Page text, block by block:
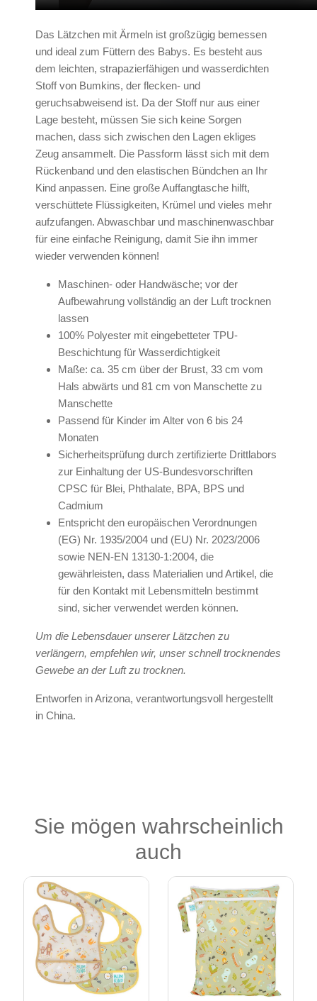
Das Lätzchen mit Ärmeln ist großzügig bemessen
und ideal zum Füttern des Babys. Es besteht aus
dem leichten, strapazierfähigen und wasserdichten
Stoff von Bumkins, der flecken- und
geruchsabweisend ist. Da der Stoff nur aus einer
Lage besteht, müssen Sie sich keine Sorgen
machen, dass sich zwischen den Lagen ekliges
Zeug ansammelt. Die Passform lässt sich mit dem
Rückenband und den elastischen Bündchen an Ihr
Kind anpassen. Eine große Auffangtasche hilft,
verschüttete Flüssigkeiten, Krümel und vieles mehr
aufzufangen. Abwaschbar und maschinenwaschbar
für eine einfache Reinigung, damit Sie ihn immer
wieder verwenden können!
Maschinen- oder Handwäsche; vor der
Aufbewahrung vollständig an der Luft trocknen
lassen
100% Polyester mit eingebetteter TPU-
Beschichtung für Wasserdichtigkeit
Maße: ca. 35 cm über der Brust, 33 cm vom
Hals abwärts und 81 cm von Manschette zu
Manschette
Passend für Kinder im Alter von 6 bis 24
Monaten
Sicherheitsprüfung durch zertifizierte Drittlabors
zur Einhaltung der US-Bundesvorschriften
CPSC für Blei, Phthalate, BPA, BPS und
Cadmium
Entspricht den europäischen Verordnungen
(EG) Nr. 1935/2004 und (EU) Nr. 2023/2006
sowie NEN-EN 13130-1:2004, die
gewährleisten, dass Materialien und Artikel, die
für den Kontakt mit Lebensmitteln bestimmt
sind, sicher verwendet werden können.
Um die Lebensdauer unserer Lätzchen zu
verlängern, empfehlen wir, unser schnell trocknendes
Gewebe an der Luft zu trocknen.
Entworfen in Arizona, verantwortungsvoll hergestellt
in China.
Sie mögen wahrscheinlich
auch